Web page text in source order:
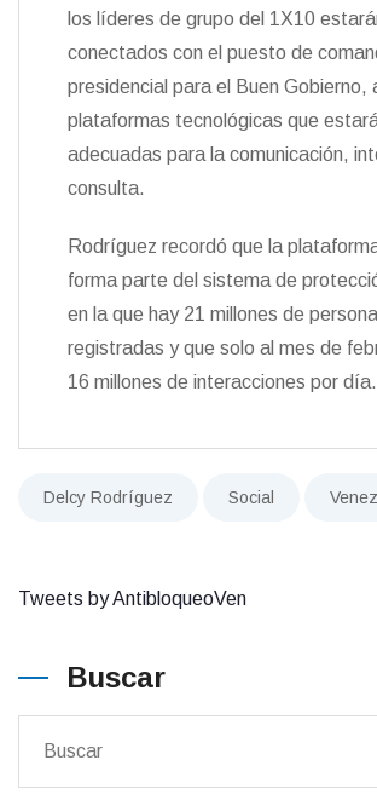
los líderes de grupo del 1X10
conectados con el puesto de
presidencial para el Buen Gobierno,
plataformas tecnológicas que
adecuadas para la comunicación,
consulta.
Rodríguez recordó que la
forma parte del sistema de
en la que hay 21 millones de
registradas y que solo al mes de
16 millones de interacciones por día.
Delcy Rodríguez Social
Tweets by AntibloqueoVen
Buscar